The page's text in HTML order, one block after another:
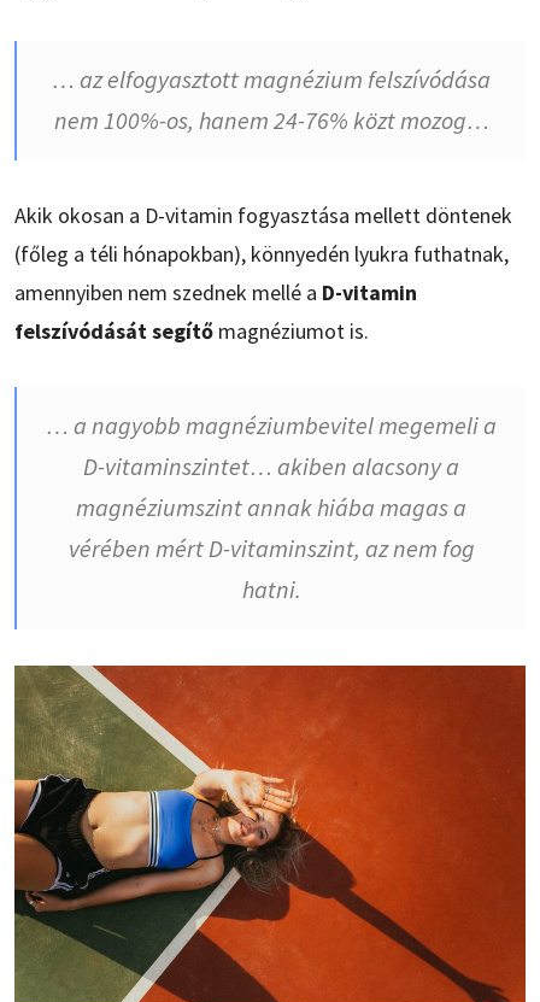
… az elfogyasztott magnézium felszívódása
nem 100%-os, hanem 24-76% közt mozog…
Akik okosan a D-vitamin fogyasztása mellett döntenek
(főleg a téli hónapokban), könnyedén lyukra futhatnak,
amennyiben nem szednek mellé a D-vitamin
felszívódását segítő magnéziumot is.
… a nagyobb magnéziumbevitel megemeli a
D-vitaminszintet… akiben alacsony a
magnéziumszint annak hiába magas a
vérében mért D-vitaminszint, az nem fog
hatni.